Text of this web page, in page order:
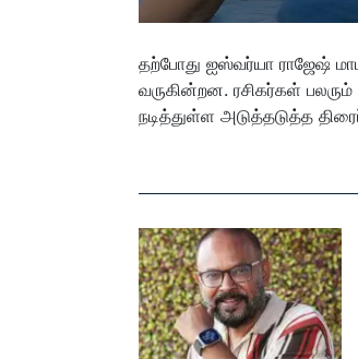
தற்போது ஐஸ்வர்யா ராஜேஷ்
வருகின்றன. ரசிகர்கள்
நடித்துள்ள அடுத்தடுத்த